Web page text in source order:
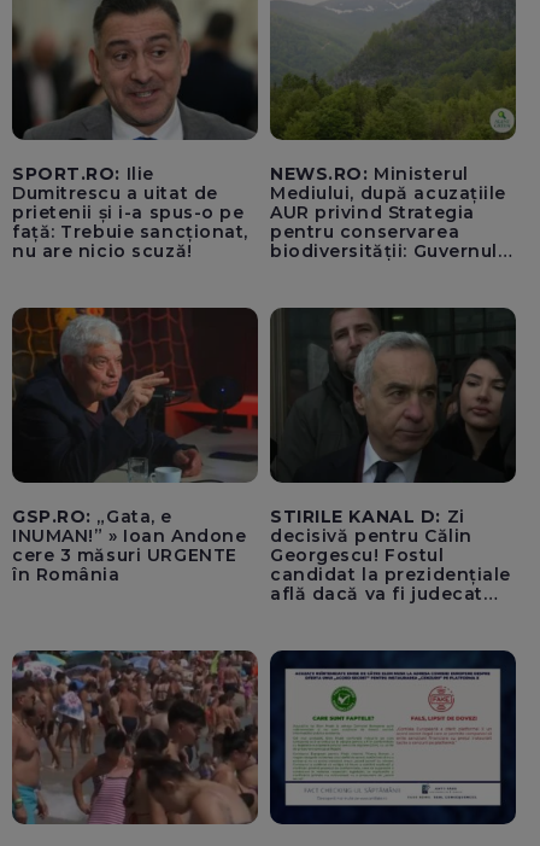
SPORT.RO: Ilie
Dumitrescu a uitat de
prietenii și i-a spus-o pe
față: Trebuie sancționat,
nu are nicio scuză!
NEWS.RO: Ministerul
Mediului, după acuzațiile
AUR privind Strategia
pentru conservarea
biodiversității: Guvernul a
500.000 de lei/ Costul
total - 373.600 de lei a
acoperit întregul studiu
tehnic, structurat în opt
activită
GSP.RO: „Gata, e
INUMAN!” » Ioan Andone
cere 3 măsuri URGENTE
în România
STIRILE KANAL D: Zi
decisivă pentru Călin
Georgescu! Fostul
candidat la prezidențiale
află dacă va fi judecat